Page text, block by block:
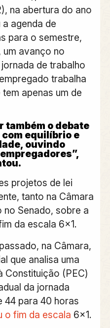
na abertura do ano
agenda de
para o semestre,
um avanço no
de trabalho
trabalha
apenas um de
também o debate
com equilíbrio e
ouvindo
projetos de lei
tanto na Câmara
no Senado, sobre a
da escala 6×1.
na Câmara,
que analisa uma
Constituição (PEC)
da jornada
44 para 40 horas
o fim da escala 6×1.